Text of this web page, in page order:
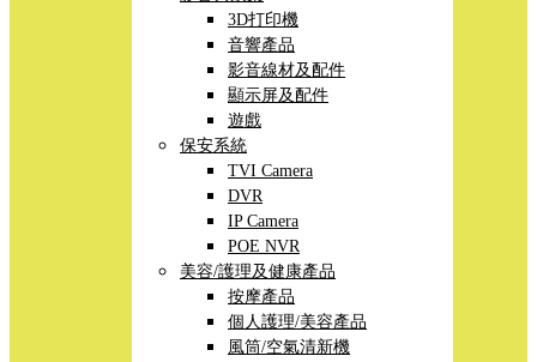
3D打印機
音響產品
影音線材及配件
顯示屏及配件
遊戲
保安系統
TVI Camera
DVR
IP Camera
POE NVR
美容/護理及健康產品
按摩產品
個人護理/美容產品
風筒/空氣清新機